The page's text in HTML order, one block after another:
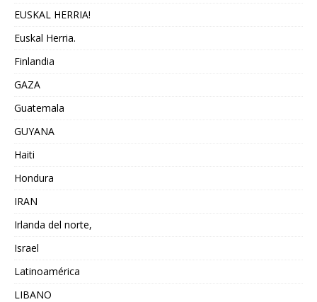
EUSKAL HERRIA!
Euskal Herria.
Finlandia
GAZA
Guatemala
GUYANA
Haiti
Hondura
IRAN
Irlanda del norte,
Israel
Latinoamérica
LIBANO